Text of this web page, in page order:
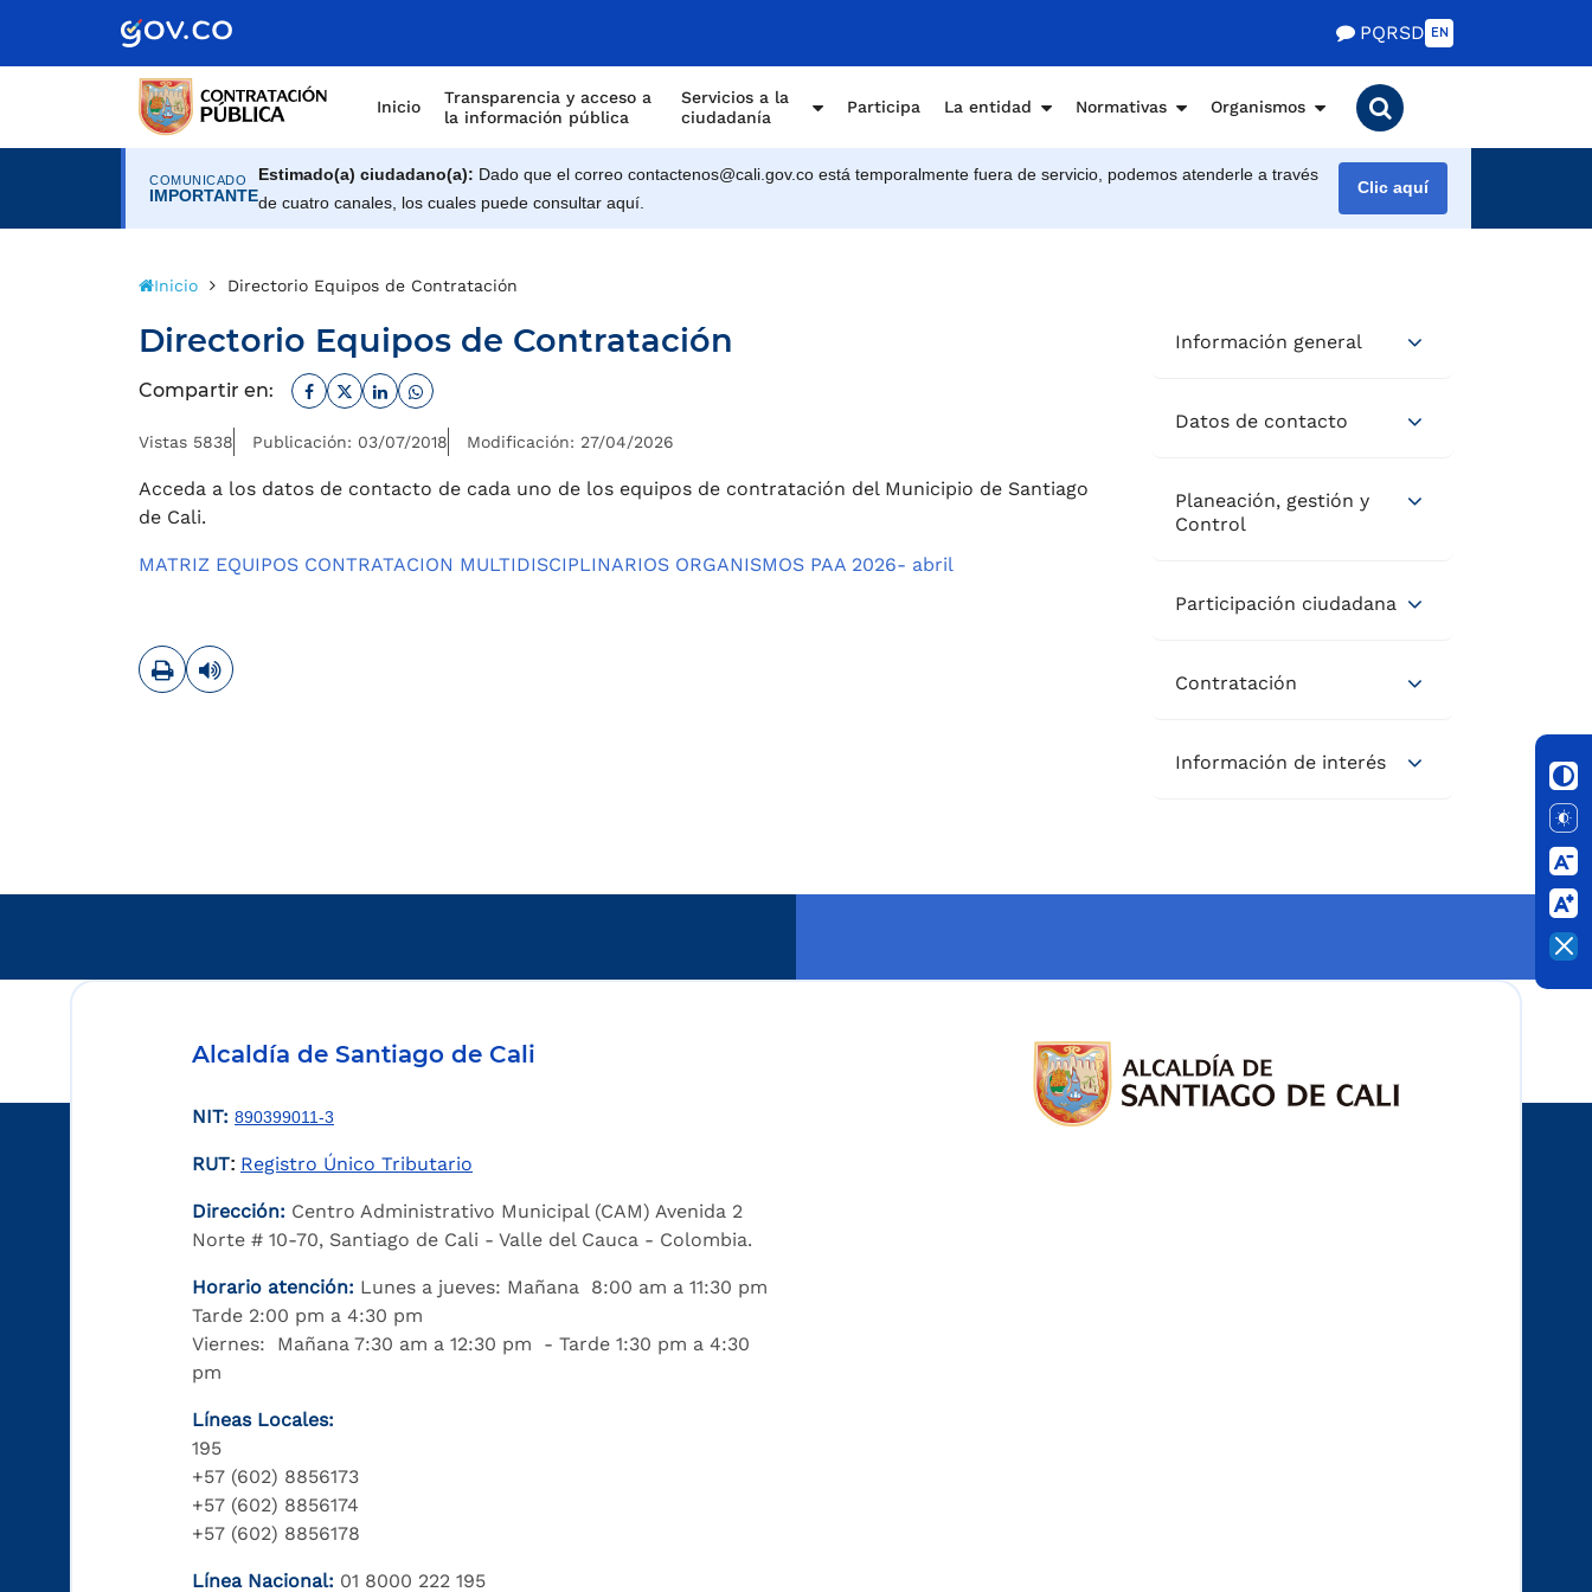
de Gobierno PQRSD EN
Inicio
Transparencia y acceso a
la información pública
Servicios a la
ciudadanía
Participa La entidad Normativas Organismos
COMUNICADO
IMPORTANTE
Estimado(a) ciudadano(a): Dado que el correo contactenos@cali.gov.co está temporalmente fuera de servicio, podemos atenderle a través
de cuatro canales, los cuales puede consultar aquí.
Clic aquí
Inicio Directorio Equipos de Contratación
Directorio Equipos de Contratación
Compartir en: Facebook
TwitterLinkedinWhatsapp
Vistas 5838 Publicación: 03/07/2018 Modificación: 27/04/2026
Acceda a los datos de contacto de cada uno de los equipos de contratación del Municipio de Santiago
de Cali.
MATRIZ EQUIPOS CONTRATACION MULTIDISCIPLINARIOS ORGANISMOS PAA 2026- abril
ImprimirLeer contenido
Información general
Datos de contacto
Planeación, gestión y
Control
Participación ciudadana
Contratación
Información de interés
Alcaldía de Santiago de Cali
NIT: 890399011-3
RUT: Registro Único Tributario
Dirección: Centro Administrativo Municipal (CAM) Avenida 2
Norte # 10-70, Santiago de Cali - Valle del Cauca - Colombia.
Horario atención: Lunes a jueves: Mañana 8:00 am a 11:30 pm
Tarde 2:00 pm a 4:30 pm
Viernes: Mañana 7:30 am a 12:30 pm - Tarde 1:30 pm a 4:30
pm
Líneas Locales:
195
+57 (602) 8856173
+57 (602) 8856174
+57 (602) 8856178
Línea Nacional: 01 8000 222 195